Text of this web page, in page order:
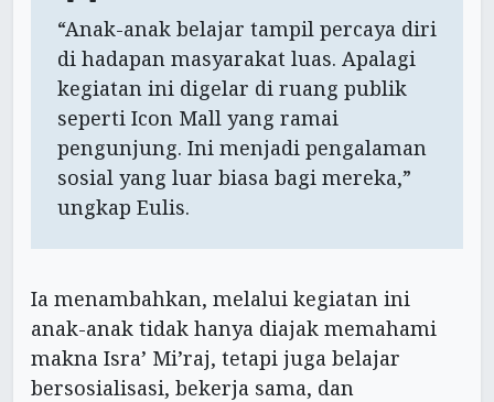
“Anak-anak belajar tampil percaya diri
di hadapan masyarakat luas. Apalagi
kegiatan ini digelar di ruang publik
seperti Icon Mall yang ramai
pengunjung. Ini menjadi pengalaman
sosial yang luar biasa bagi mereka,”
ungkap Eulis.
Ia menambahkan, melalui kegiatan ini
anak-anak tidak hanya diajak memahami
makna Isra’ Mi’raj, tetapi juga belajar
bersosialisasi, bekerja sama, dan